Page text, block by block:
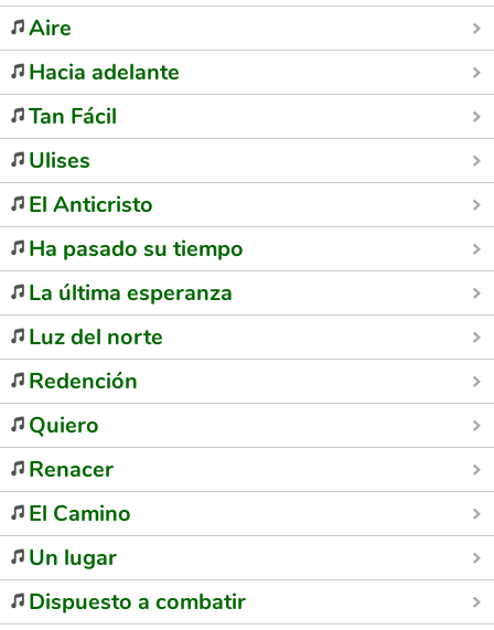
Aire
Hacia adelante
Tan Fácil
Ulises
El Anticristo
Ha pasado su tiempo
La última esperanza
Luz del norte
Redención
Quiero
Renacer
El Camino
Un lugar
Dispuesto a combatir